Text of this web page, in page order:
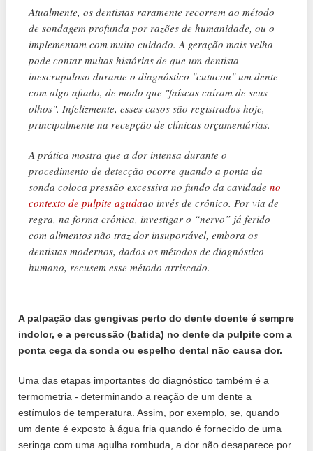
Atualmente, os dentistas raramente recorrem ao método
de sondagem profunda por razões de humanidade, ou o
implementam com muito cuidado. A geração mais velha
pode contar muitas histórias de que um dentista
inescrupuloso durante o diagnóstico "cutucou" um dente
com algo afiado, de modo que "faíscas caíram de seus
olhos". Infelizmente, esses casos são registrados hoje,
principalmente na recepção de clínicas orçamentárias.
A prática mostra que a dor intensa durante o
procedimento de detecção ocorre quando a ponta da
sonda coloca pressão excessiva no fundo da cavidadeno
contexto de pulpite agudaao invés de crônico. Por via de
regra, na forma crônica, investigar o “nervo” já ferido
com alimentos não traz dor insuportável, embora os
dentistas modernos, dados os métodos de diagnóstico
humano, recusem esse método arriscado.
A palpação das gengivas perto do dente doente é sempre
indolor, e a percussão (batida) no dente da pulpite com a
ponta cega da sonda ou espelho dental não causa dor.
Uma das etapas importantes do diagnóstico também é a
termometria - determinando a reação de um dente a
estímulos de temperatura. Assim, por exemplo, se, quando
um dente é exposto à água fria quando é fornecido de uma
seringa com uma agulha rombuda, a dor não desaparece por